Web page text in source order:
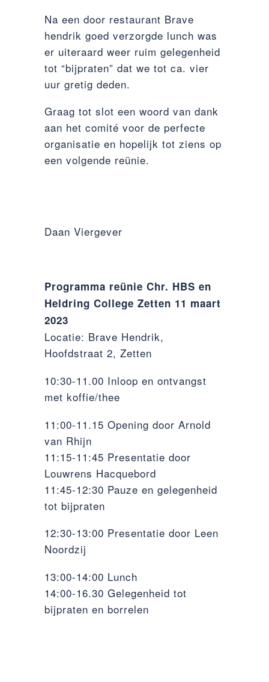
Na een door restaurant Brave
hendrik goed verzorgde lunch was
er uiteraard weer ruim gelegenheid
tot “bijpraten” dat we tot ca. vier
uur gretig deden.
Graag tot slot een woord van dank
aan het comité voor de perfecte
organisatie en hopelijk tot ziens op
een volgende reünie.
Daan Viergever
Programma reünie Chr. HBS en
Heldring College Zetten 11 maart
2023
Locatie: Brave Hendrik,
Hoofdstraat 2, Zetten
10:30-11.00 Inloop en ontvangst
met koffie/thee
11:00-11.15 Opening door Arnold
van Rhijn
11:15-11:45 Presentatie door
Louwrens Hacquebord
11:45-12:30 Pauze en gelegenheid
tot bijpraten
12:30-13:00 Presentatie door Leen
Noordzij
13:00-14:00 Lunch
14:00-16.30 Gelegenheid tot
bijpraten en borrelen